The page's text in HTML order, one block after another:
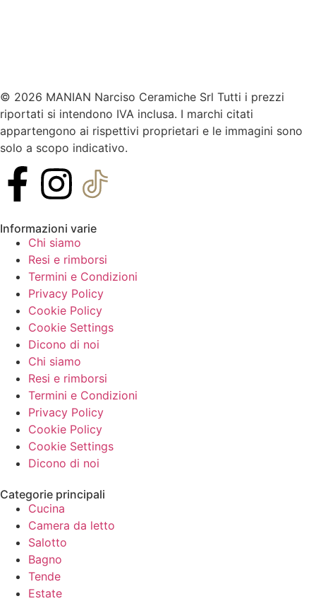
© 2026 MANIAN Narciso Ceramiche Srl Tutti i prezzi
riportati si intendono IVA inclusa. I marchi citati
appartengono ai rispettivi proprietari e le immagini sono
solo a scopo indicativo.
Informazioni varie
Chi siamo
Resi e rimborsi
Termini e Condizioni
Privacy Policy
Cookie Policy
Cookie Settings
Dicono di noi
Chi siamo
Resi e rimborsi
Termini e Condizioni
Privacy Policy
Cookie Policy
Cookie Settings
Dicono di noi
Categorie principali
Cucina
Camera da letto
Salotto
Bagno
Tende
Estate